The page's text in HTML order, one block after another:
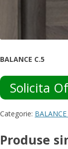
BALANCE C.5
Solicita
Categorie:
Produse